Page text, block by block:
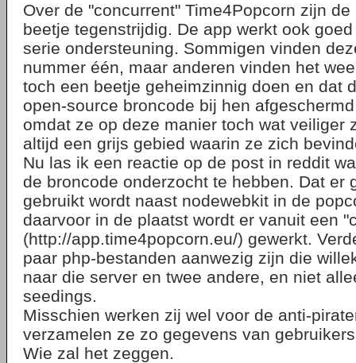
Over de "concurrent" Time4Popcorn zijn
beetje tegenstrijdig. De app werkt ook
serie ondersteuning. Sommigen vinden
nummer één, maar anderen vinden het
toch een beetje geheimzinnig doen en dat
open-source broncode bij hen
omdat ze op deze manier toch wat veiliger
altijd een grijs gebied waarin ze zich
Nu las ik een reactie op de post in reddit
de broncode onderzocht te hebben. Dat er
gebruikt wordt naast nodewebkit in de
daarvoor in de plaatst wordt er vanuit een
(http://app.time4popcorn.eu/) gewerkt.
paar php-bestanden aanwezig zijn die
naar die server en twee andere, en niet
seedings.
Misschien werken zij wel voor de anti-
verzamelen ze zo gegevens van
Wie zal het zeggen.